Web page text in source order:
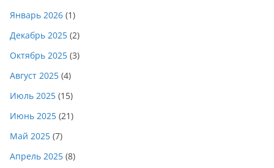
Январь 2026 (1)
Декабрь 2025 (2)
Октябрь 2025 (3)
Август 2025 (4)
Июль 2025 (15)
Июнь 2025 (21)
Май 2025 (7)
Апрель 2025 (8)